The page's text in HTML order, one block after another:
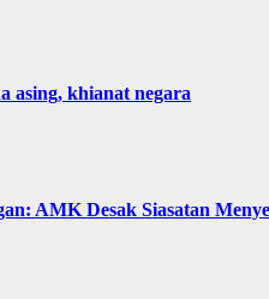
asing, khianat negara
AMK Desak Siasatan